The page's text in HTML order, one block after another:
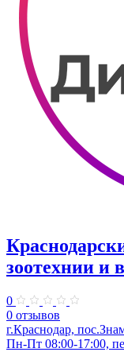
зоотехнии и
0
0 отзывов
г.Краснодар,
Пн-Пт 08:00-17:00,